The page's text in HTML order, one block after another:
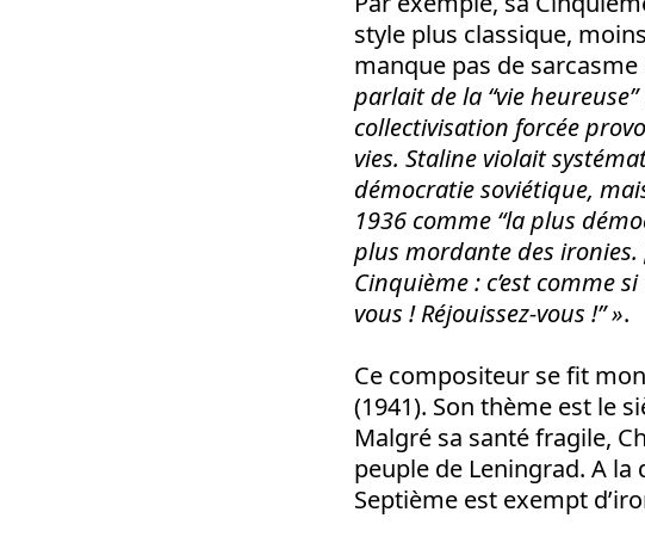
style plus classique,
manque pas de sarcasme
parlait de la “vie
collectivisation forcée
vies. Staline violait
démocratie soviétique,
1936 comme “la plus
plus mordante des
Cinquième : c’est comme
vous ! Réjouissez-vous !” ».
Ce compositeur se fit
(1941). Son thème est le
Malgré sa santé fragile,
peuple de Leningrad. A la
Septième est exempt